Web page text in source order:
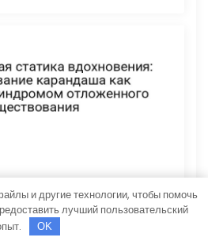
и другие технологии, чтобы помочь
лучший пользовательский
OK